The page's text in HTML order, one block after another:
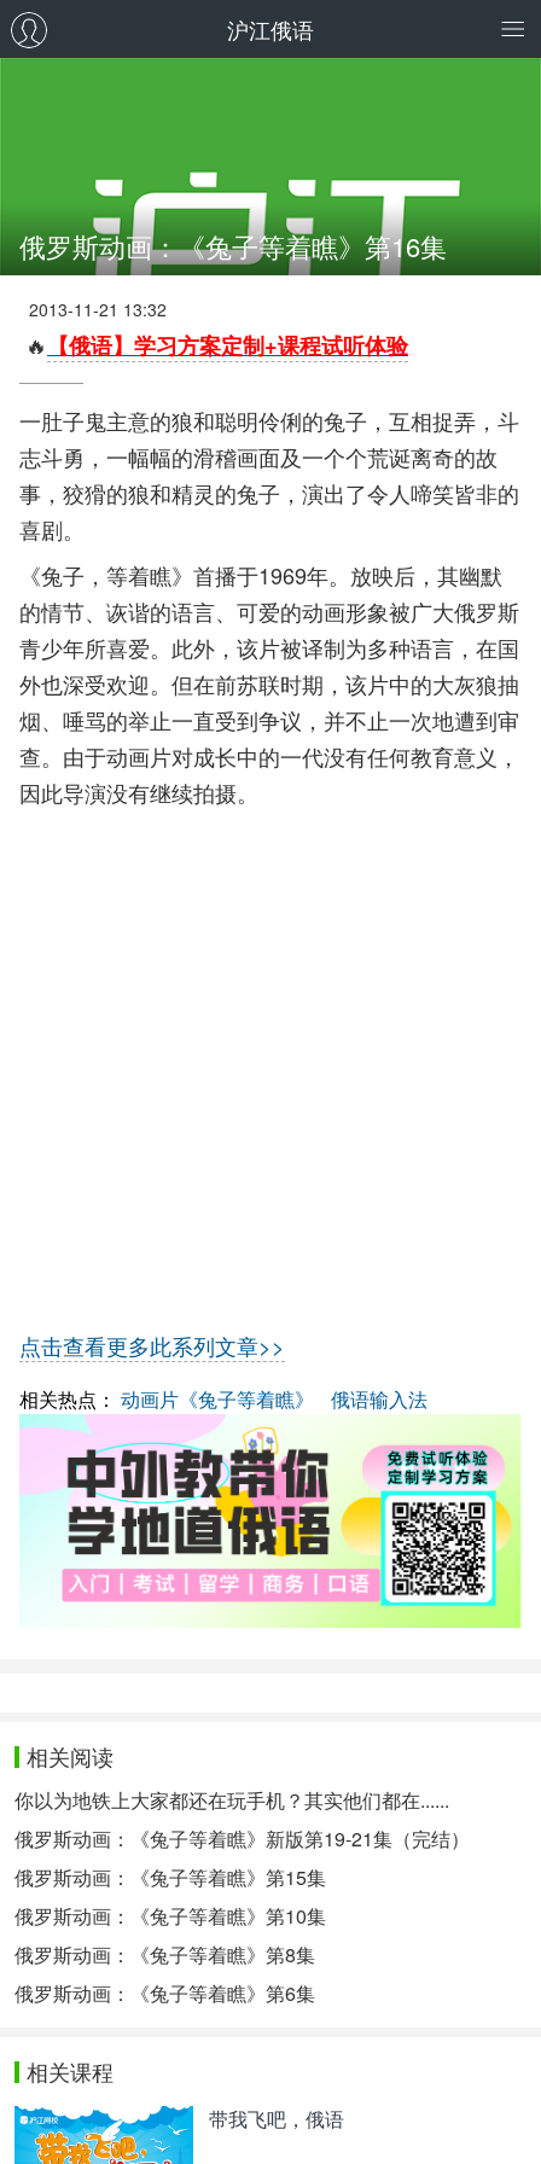
沪江俄语
俄罗斯动画：《兔子等着瞧》第16集
2013-11-21 13:32
🔥 【俄语】学习方案定制+课程试听体验
一肚子鬼主意的狼和聪明伶俐的兔子，互相捉弄，斗
志斗勇，一幅幅的滑稽画面及一个个荒诞离奇的故
事，狡猾的狼和精灵的兔子，演出了令人啼笑皆非的
喜剧。
《兔子，等着瞧》首播于1969年。放映后，其幽默
的情节、诙谐的语言、可爱的动画形象被广大俄罗斯
青少年所喜爱。此外，该片被译制为多种语言，在国
外也深受欢迎。但在前苏联时期，该片中的大灰狼抽
烟、唾骂的举止一直受到争议，并不止一次地遭到审
查。由于动画片对成长中的一代没有任何教育意义，
因此导演没有继续拍摄。
点击查看更多此系列文章>>
相关热点： 动画片《兔子等着瞧》 俄语输入法
相关阅读
你以为地铁上大家都还在玩手机？其实他们都在......
俄罗斯动画：《兔子等着瞧》新版第19-21集（完结）
俄罗斯动画：《兔子等着瞧》第15集
俄罗斯动画：《兔子等着瞧》第10集
俄罗斯动画：《兔子等着瞧》第8集
俄罗斯动画：《兔子等着瞧》第6集
相关课程
带我飞吧，俄语